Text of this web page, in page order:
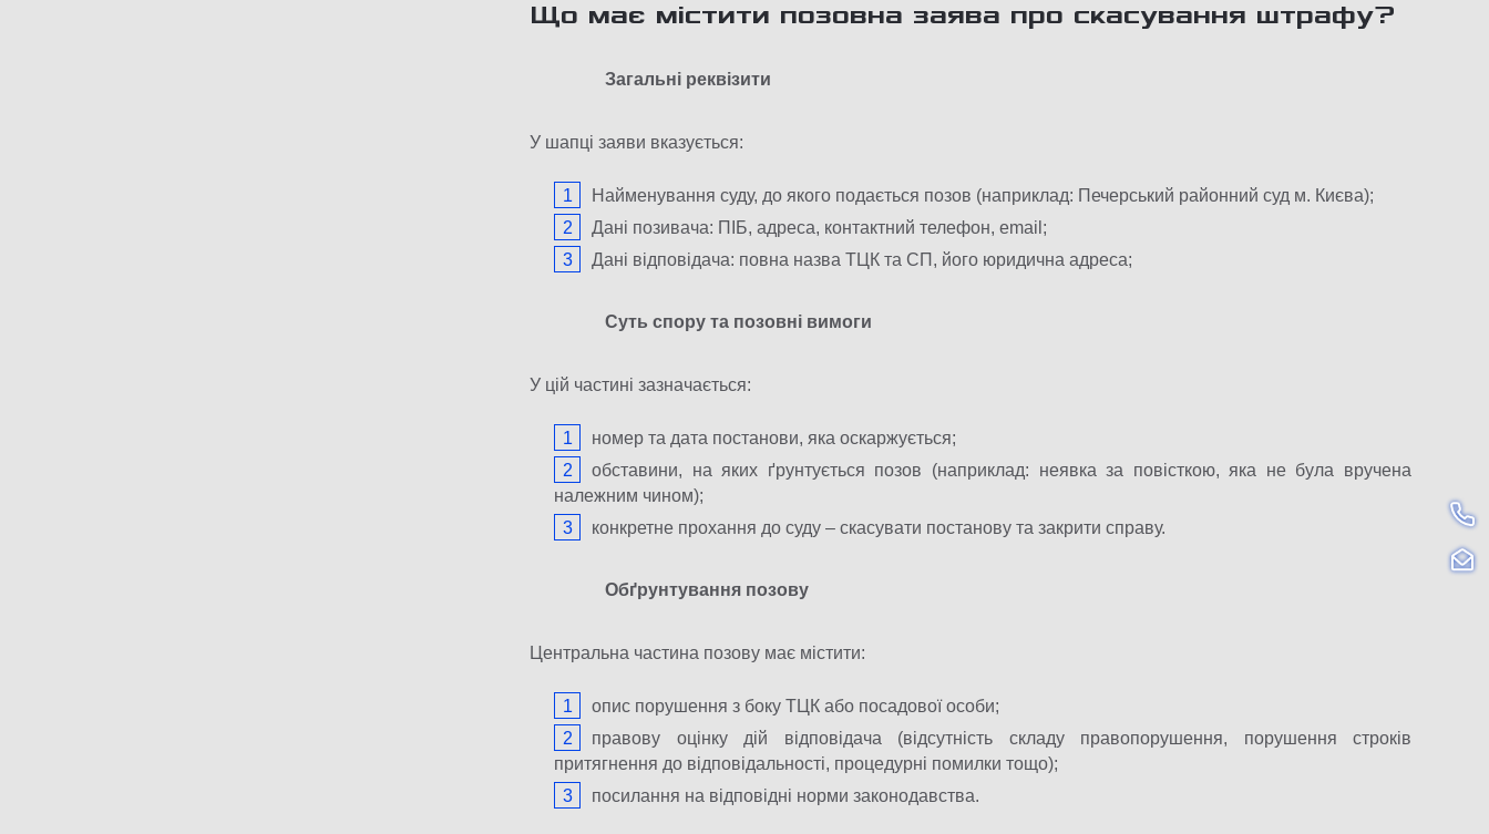
Що має містити позовна заява про скасування штрафу?
Загальні реквізити
У шапці заяви вказується:
Найменування суду, до якого подається позов (наприклад: Печерський районний суд м. Києва);
Дані позивача: ПІБ, адреса, контактний телефон, email;
Дані відповідача: повна назва ТЦК та СП, його юридична адреса;
Суть спору та позовні вимоги
У цій частині зазначається:
номер та дата постанови, яка оскаржується;
обставини, на яких ґрунтується позов (наприклад: неявка за повісткою, яка не була вручена
належним чином);
конкретне прохання до суду – скасувати постанову та закрити справу.
Обґрунтування позову
Центральна частина позову має містити:
опис порушення з боку ТЦК або посадової особи;
правову оцінку дій відповідача (відсутність складу правопорушення, порушення строків
притягнення до відповідальності, процедурні помилки тощо);
посилання на відповідні норми законодавства.